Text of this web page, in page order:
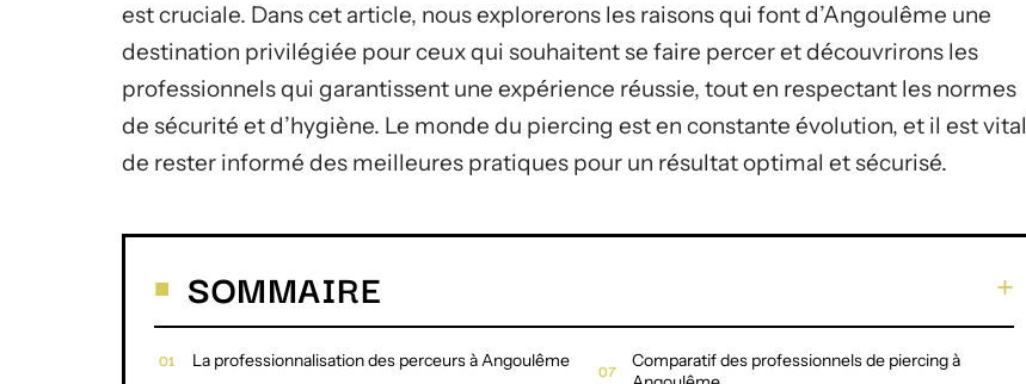
est cruciale. Dans cet article, nous explorerons les raisons qui font d’Angoulême une
destination privilégiée pour ceux qui souhaitent se faire percer et découvrirons les
professionnels qui garantissent une expérience réussie, tout en respectant les normes
de sécurité et d’hygiène. Le monde du piercing est en constante évolution, et il est vital
de rester informé des meilleures pratiques pour un résultat optimal et sécurisé.
SOMMAIRE
La professionnalisation des perceurs à Angoulême
Comparatif des professionnels de piercing à